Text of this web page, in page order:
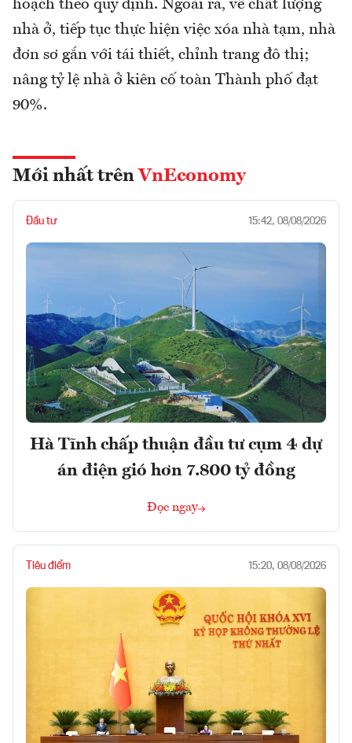
hoạch theo quy định. Ngoài ra, về chất lượng
nhà ở, tiếp tục thực hiện việc xóa nhà tạm, nhà
đơn sơ gắn với tái thiết, chỉnh trang đô thị;
nâng tỷ lệ nhà ở kiên cố toàn Thành phố đạt
90%.
Mới nhất trên VnEconomy
Đầu tư 15:42, 08/08/2026
Hà Tĩnh chấp thuận đầu tư cụm 4 dự
án điện gió hơn 7.800 tỷ đồng
Đọc ngay
Tiêu điểm 15:20, 08/08/2026